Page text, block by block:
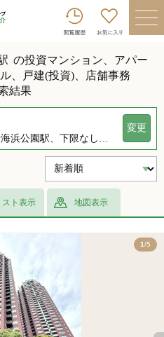
の投資マンション、アパー
、戸建(投資)、店舗事務
結果
ない、指定なし、指定しない、下限なし～上限なし、指定なし
変更
スト表示 地図表示
1/5
トップへ